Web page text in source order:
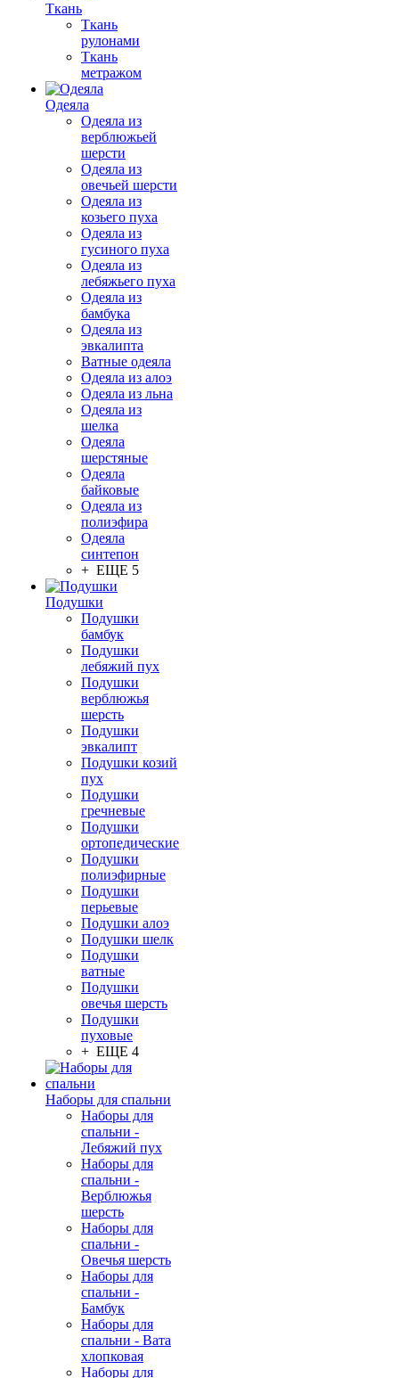
Ткань
Ткань
рулонами
Ткань
метражом
Одеяла
Одеяла из
верблюжьей
шерсти
Одеяла из
овечьей шерсти
Одеяла из
козьего пуха
Одеяла из
гусиного пуха
Одеяла из
лебяжьего пуха
Одеяла из
бамбука
Одеяла из
эвкалипта
Ватные одеяла
Одеяла из алоэ
Одеяла из льна
Одеяла из
шелка
Одеяла
шерстяные
Одеяла
байковые
Одеяла из
полиэфира
Одеяла
синтепон
+ ЕЩЕ 5
Подушки
Подушки
бамбук
Подушки
лебяжий пух
Подушки
верблюжья
шерсть
Подушки
эвкалипт
Подушки козий
пух
Подушки
гречневые
Подушки
ортопедические
Подушки
полиэфирные
Подушки
перьевые
Подушки алоэ
Подушки шелк
Подушки
ватные
Подушки
овечья шерсть
Подушки
пуховые
+ ЕЩЕ 4
Наборы для спальни
Наборы для
спальни -
Лебяжий пух
Наборы для
спальни -
Верблюжья
шерсть
Наборы для
спальни -
Овечья шерсть
Наборы для
спальни -
Бамбук
Наборы для
спальни - Вата
хлопковая
Наборы для